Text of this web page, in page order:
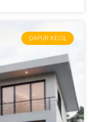
DAPUR KECIL